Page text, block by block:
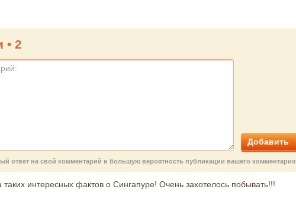
• 2
Добавить
ответ на свой комментарий и большую вероятность публикации вашего комментария
интересных фактов о Сингапуре! Очень захотелось побывать!!!